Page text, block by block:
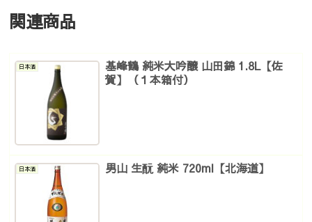
関連商品
日本酒
基峰鶴 純米大吟醸 山田錦 1.8L【佐
賀】（１本箱付）
日本酒 男山 生酛 純米 720ml【北海道】